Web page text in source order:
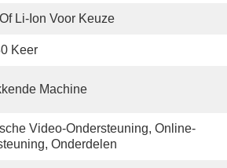
Li-Ion Voor Keuze
Keer
Machine
Video-Ondersteuning, Online-
Onderdelen